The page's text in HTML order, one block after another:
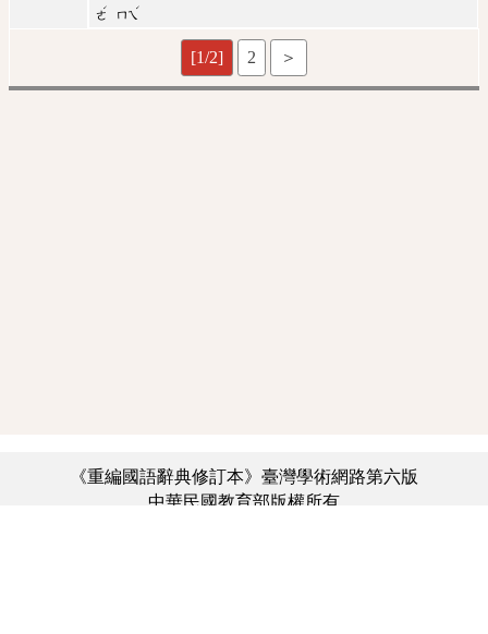
ㄜ
ˊ
ㄇㄟ
ˊ
[1/2] 2 ＞
《重編國語辭典修訂本》臺灣學術網路第六版
中華民國教育部版權所有